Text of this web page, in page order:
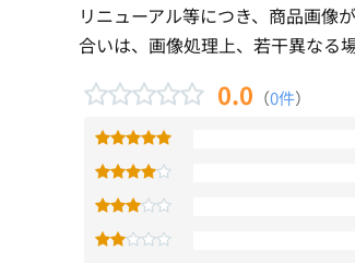
リニューアル等につき、商品画像
合いは、画像処理上、若干異なる
0.0 （0件）